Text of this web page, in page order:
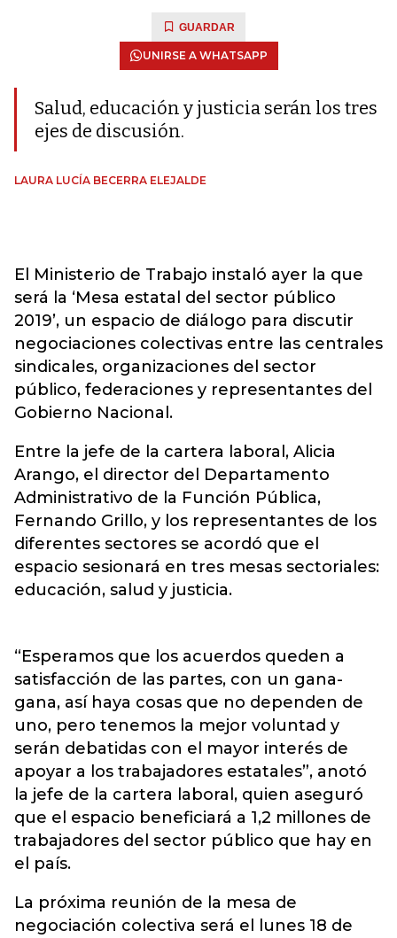
GUARDAR
UNIRSE A WHATSAPP
Salud, educación y justicia serán los tres
ejes de discusión.
LAURA LUCÍA BECERRA ELEJALDE
El Ministerio de Trabajo instaló ayer la que
será la ‘Mesa estatal del sector público
2019’, un espacio de diálogo para discutir
negociaciones colectivas entre las centrales
sindicales, organizaciones del sector
público, federaciones y representantes del
Gobierno Nacional.
Entre la jefe de la cartera laboral, Alicia
Arango, el director del Departamento
Administrativo de la Función Pública,
Fernando Grillo, y los representantes de los
diferentes sectores se acordó que el
espacio sesionará en tres mesas sectoriales:
educación, salud y justicia.
“Esperamos que los acuerdos queden a
satisfacción de las partes, con un gana-
gana, así haya cosas que no dependen de
uno, pero tenemos la mejor voluntad y
serán debatidas con el mayor interés de
apoyar a los trabajadores estatales”, anotó
la jefe de la cartera laboral, quien aseguró
que el espacio beneficiará a 1,2 millones de
trabajadores del sector público que hay en
el país.
La próxima reunión de la mesa de
negociación colectiva será el lunes 18 de